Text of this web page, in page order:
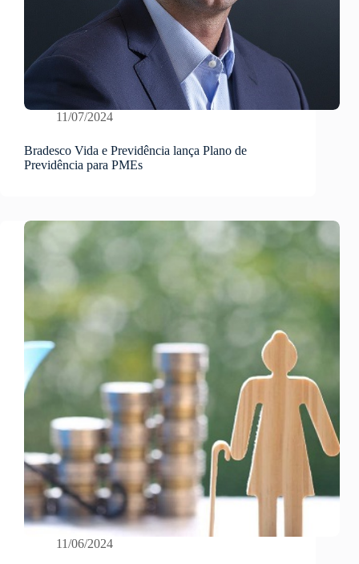
11/07/2024
Bradesco Vida e Previdência lança Plano de
Previdência para PMEs
11/06/2024